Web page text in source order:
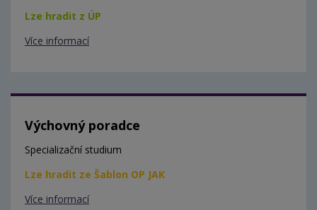
Lze hradit z ÚP
Více informací
Výchovný poradce
Specializační studium
Lze hradit ze Šablon OP JAK
Více informací